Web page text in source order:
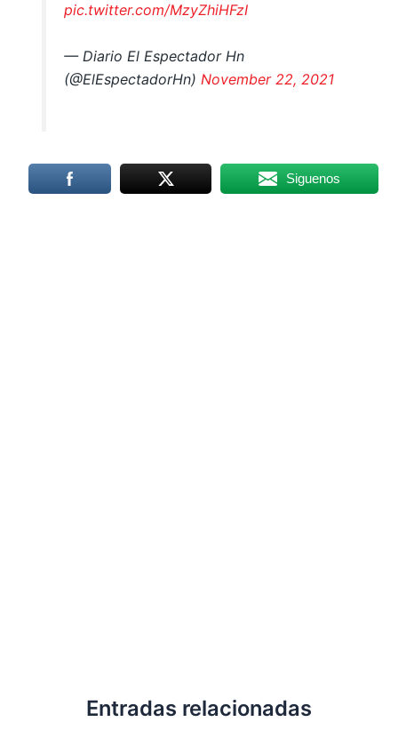
pic.twitter.com/MzyZhiHFzI
— Diario El Espectador Hn
(@ElEspectadorHn) November 22, 2021
Siguenos
Entradas relacionadas